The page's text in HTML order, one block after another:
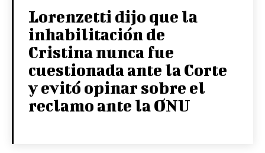
Lorenzetti dijo que la
inhabilitación de
Cristina nunca fue
cuestionada ante la Corte
y evitó opinar sobre el
reclamo ante la ONU